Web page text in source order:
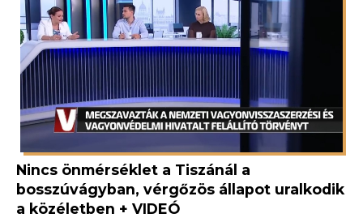
Nincs önmérséklet a Tiszánál a
bosszúvágyban, vérgőzös állapot uralkodik
a közéletben + VIDEÓ